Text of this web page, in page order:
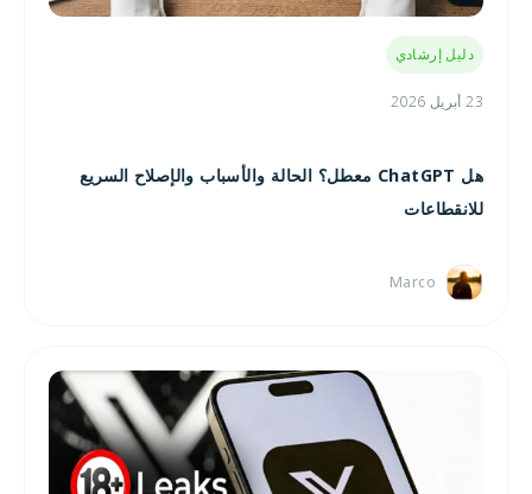
دليل إرشادي
23 أبريل 2026
هل ChatGPT معطل؟ الحالة والأسباب والإصلاح السريع
للانقطاعات
Marco